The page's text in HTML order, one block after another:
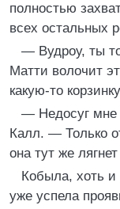
полностью
всех остальных
— Вудроу, ты
Матти волочит
какую-то
— Недосуг мне
Калл. — Только
она тут же
Кобыла, хоть
уже успела